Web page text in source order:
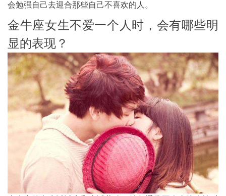
会勉强自己去迎合那些自己不喜欢的人。
金牛座女生不爱一个人时，会有哪些明
显的表现？